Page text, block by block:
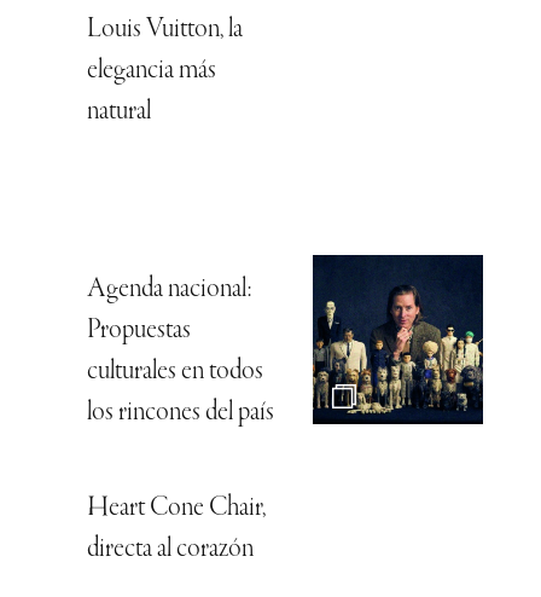
Louis Vuitton, la
elegancia más
natural
Agenda nacional:
Propuestas
culturales en todos
los rincones del país
Heart Cone Chair,
directa al corazón